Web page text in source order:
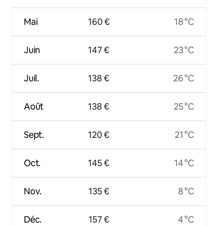
Mai
Juin
Juil.
Août
Sept.
Oct.
Nov.
Déc.
160 €
147 €
138 €
138 €
120 €
145 €
135 €
157 €
18 °C
23 °C
26 °C
25 °C
21 °C
14 °C
8 °C
4 °C